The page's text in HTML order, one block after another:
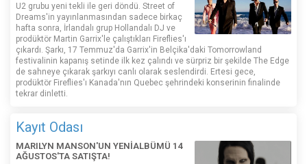
U2 grubu yeni tekli ile geri döndü. Street of
Dreams'in yayınlanmasından sadece birkaç
hafta sonra, İrlandalı grup Hollandalı DJ ve
prodüktör Martin Garrix'le çalıştıkları Fireflies'ı
çıkardı. Şarkı, 17 Temmuz'da Garrix'in Belçika'daki Tomorrowland
festivalinin kapanış setinde ilk kez çalındı ​​ve sürpriz bir şekilde The Edge
de sahneye çıkarak şarkıyı canlı olarak seslendirdi. Ertesi gece,
prodüktör Fireflies'ı Kanada'nın Quebec şehrindeki konserinin finalinde
tekrar dinletti.
Kayıt Odası
MARILYN MANSON'UN YENİALBÜMÜ 14
AĞUSTOS'TA SATIŞTA!